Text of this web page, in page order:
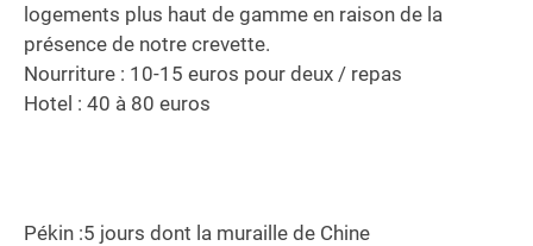
logements plus haut de gamme en raison de la
présence de notre crevette.
Nourriture : 10-15 euros pour deux / repas
Hotel : 40 à 80 euros
Pékin :5 jours dont la muraille de Chine